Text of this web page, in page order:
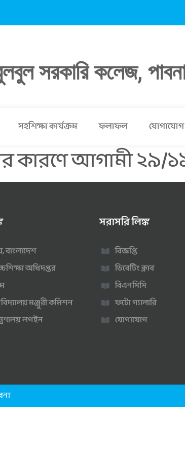
সরকারি কলেজ,
সহশিক্ষা কার্যক্রম ফলাফল যোগাযোগ
কারণে আগামী ২৯/
বাংলাদেশ
অধিদপ্তর
মঞ্জুরী কমিশন
লগইন
সরাসরি লিঙ্ক
বিজ্ঞপ্তি
ডিবেটিং ক্লাব
বিএনসিসি
ফটো গ্যালারি
যোগাযোগ